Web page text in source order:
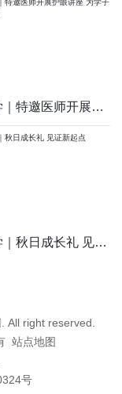
东序小学｜特邀医师开展护眼讲座 为学子视力健康护航
东序小学｜秋日成长礼 见证新起点
All right reserved.
站点地图
号